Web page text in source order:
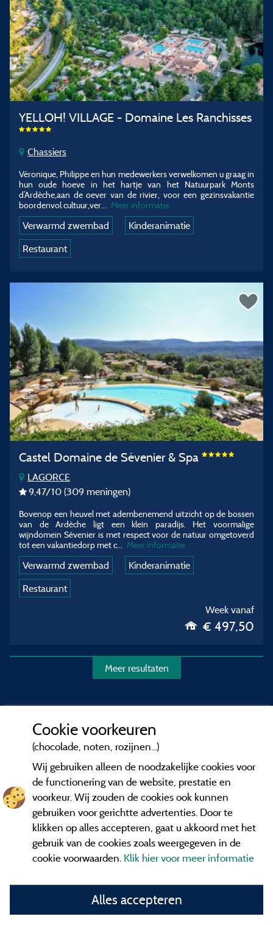
YELLOH! VILLAGE - Domaine Les Ranchisses
Chassiers
Véronique, Philippe en hun medewerkers verwelkomen u graag in
hun oude hoeve in het hartje van het Natuurpark Monts
d’Ardèche,aan de oever van de rivier, voor een gezinsvakantie
boordenvol cultuur,ver...
Meer informatie
Verwarmd zwembad
Kinderanimatie
Restaurant
Castel Domaine de Sévenier & Spa
LAGORCE
9,47/10 (309 meningen)
Bovenop een heuvel met adembenemend uitzicht op de bossen
van de Ardèche ligt een klein paradijs. Het voormalige
wijndomein Sévenier is met respect voor de natuur omgetoverd
tot een vakantiedorp met c...
Meer informatie
Verwarmd zwembad
Kinderanimatie
Restaurant
Week vanaf
€ 497,50
Meer resultaten
General terms of use
Cookie voorkeuren
(chocolade, noten, rozijnen...)
Wij gebruiken alleen de noodzakelijke cookies voor
de functionering van de website, prestatie en
voorkeur. Wij zouden de cookies ook kunnen
gebruiken voor gerichtte advertenties. Door te
klikken op alles accepteren, gaat u akkoord met het
gebruik van de cookies zoals weergegeven in de
cookie voorwaarden. Klik hier voor meer informatie
Alles accepteren